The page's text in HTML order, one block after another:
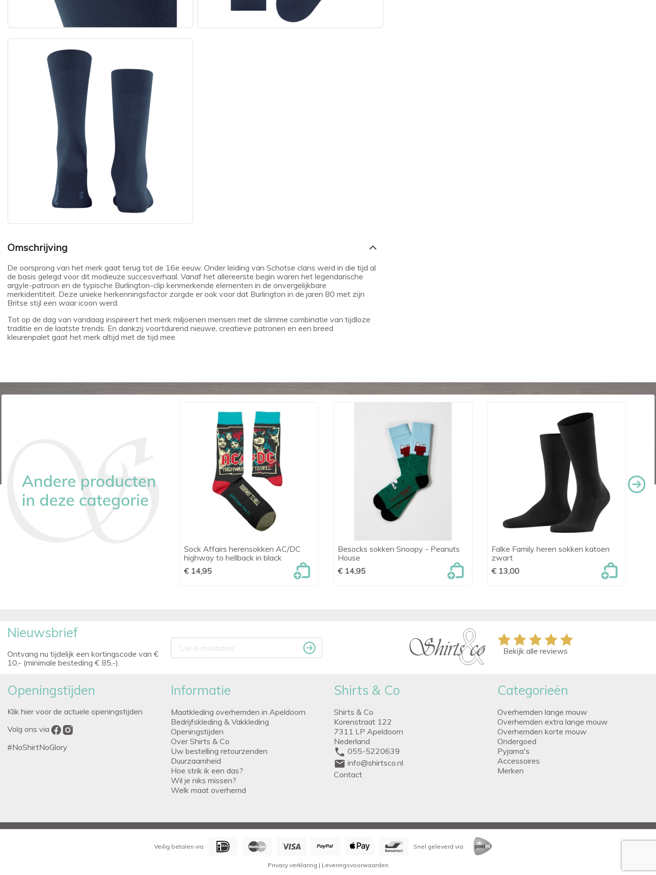
Omschrijving
De oorsprong van het merk gaat terug tot de 16e eeuw. Onder leiding van Schotse clans werd in die tijd al
de basis gelegd voor dit modieuze succesverhaal. Vanaf het allereerste begin waren het legendarische
argyle-patroon en de typische Burlington-clip kenmerkende elementen in de onvergelijkbare
merkidentiteit. Deze unieke herkenningsfactor zorgde er ook voor dat Burlington in de jaren 80 met zijn
Britse stijl een waar icoon werd.
Tot op de dag van vandaag inspireert het merk miljoenen mensen met de slimme combinatie van tijdloze
traditie en de laatste trends. En dankzij voortdurend nieuwe, creatieve patronen en een breed
kleurenpalet gaat het merk altijd met de tijd mee.
 Snel bekijken
Sock Affairs herensokken AC/DC
highway to hellback in black
€ 14,95
 Snel bekijken
Besocks sokken Snoopy - Peanuts
House
€ 14,95
 Snel bekijken
Falke Family heren sokken katoen
zwart
€ 13,00
Nieuwsbrief
Ontvang nu tijdelijk een kortingscode van €
10,- (minimale besteding € 85,-).
Bekijk alle reviews
Openingstijden
Klik hier voor de actuele openingstijden
Volg ons via
#NoShirtNoGlory
Informatie
Maatkleding overhemden in Apeldoorn
Bedrijfskleding & Vakkleding
Openingstijden
Over Shirts & Co
Uw bestelling retourzenden
Duurzaamheid
Hoe strik ik een das?
Wil je niks missen?
Welk maat overhemd
Shirts & Co
Shirts & Co
Korenstraat 122
7311 LP Apeldoorn
Nederland
phone 055-5220639
mail info@shirtsco.nl
Contact
Categorieën
Overhemden lange mouw
Overhemden extra lange mouw
Overhemden korte mouw
Ondergoed
Pyjama's
Accessoires
Merken
Veilig betalen via Snel geleverd via
Privacy verklaring | Leveringsvoorwaarden